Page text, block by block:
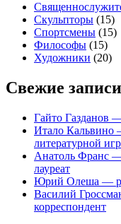
Скульпторы (15)
Спортсмены (15)
Философы (15)
Художники (20)
Свежие записи
Гайто Газданов
Итало Кальвино
литературной
Анатоль Франс —
лауреат
Юрий Олеша —
Василий
корреспондент